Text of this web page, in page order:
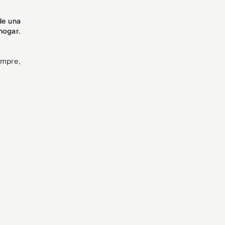
una